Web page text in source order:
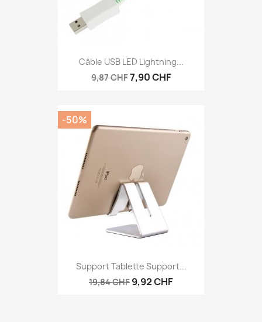
Câble USB LED Lightning...
9,87 CHF7,90 CHF
Support Tablette Support...
19,84 CHF 9,92 CHF
-50%